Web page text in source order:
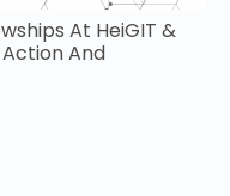
At HeiGIT &
And